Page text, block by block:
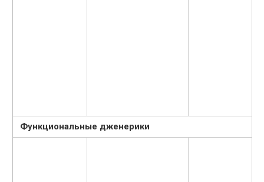
Функциональные дженерики